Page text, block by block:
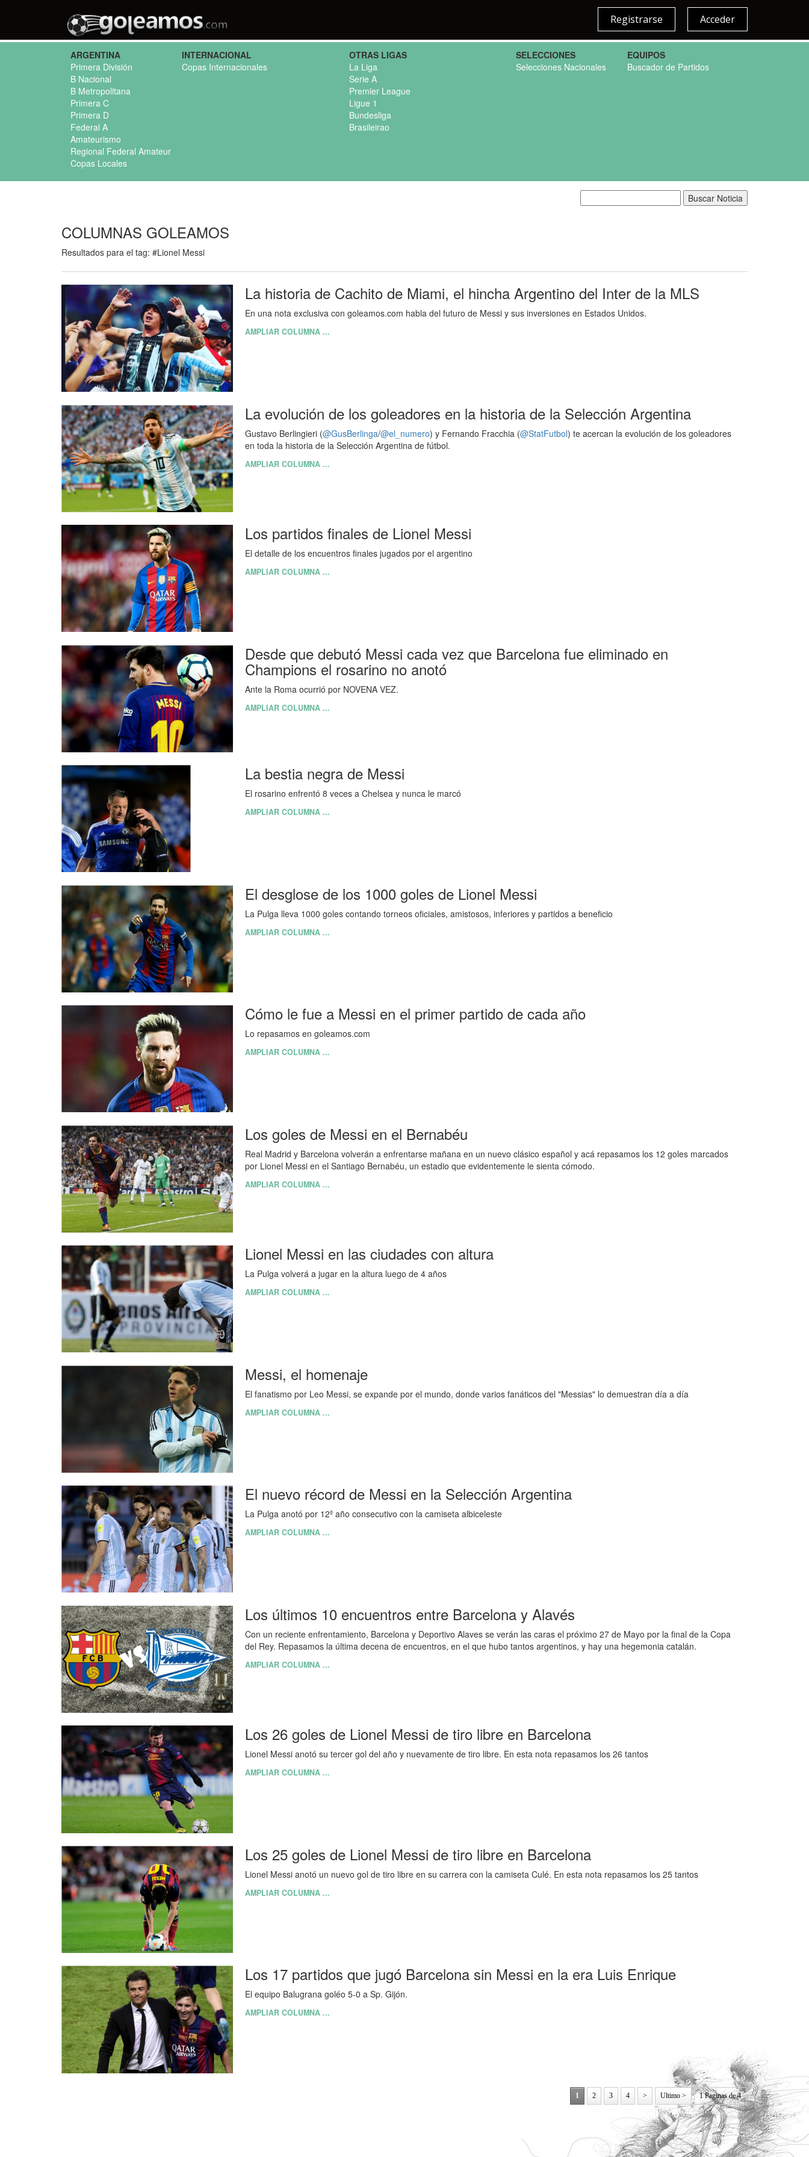
Acceder
Registrarse
ARGENTINA
Primera División
B Nacional
B Metropolitana
Primera C
Primera D
Federal A
Amateurismo
Regional Federal Amateur
Copas Locales
INTERNACIONAL
Copas Internacionales
OTRAS LIGAS
La Liga
Serie A
Premier League
Ligue 1
Bundesliga
Brasileirao
SELECCIONES
Selecciones Nacionales
EQUIPOS
Buscador de Partidos
COLUMNAS GOLEAMOS
Resultados para el tag: #Lionel Messi
La historia de Cachito de Miami, el hincha Argentino del Inter de la MLS
En una nota exclusiva con goleamos.com habla del futuro de Messi y sus inversiones en Estados Unidos.
AMPLIAR COLUMNA ...
La evolución de los goleadores en la historia de la Selección Argentina
Gustavo Berlingieri (@GusBerlinga/@el_numero) y Fernando Fracchia (@StatFutbol) te acercan la evolución de los goleadores
en toda la historia de la Selección Argentina de fútbol.
AMPLIAR COLUMNA ...
Los partidos finales de Lionel Messi
El detalle de los encuentros finales jugados por el argentino
AMPLIAR COLUMNA ...
Desde que debutó Messi cada vez que Barcelona fue eliminado en
Champions el rosarino no anotó
Ante la Roma ocurrió por NOVENA VEZ.
AMPLIAR COLUMNA ...
La bestia negra de Messi
El rosarino enfrentó 8 veces a Chelsea y nunca le marcó
AMPLIAR COLUMNA ...
El desglose de los 1000 goles de Lionel Messi
La Pulga lleva 1000 goles contando torneos oficiales, amistosos, inferiores y partidos a beneficio
AMPLIAR COLUMNA ...
Cómo le fue a Messi en el primer partido de cada año
Lo repasamos en goleamos.com
AMPLIAR COLUMNA ...
Los goles de Messi en el Bernabéu
Real Madrid y Barcelona volverán a enfrentarse mañana en un nuevo clásico español y acá repasamos los 12 goles marcados
por Lionel Messi en el Santiago Bernabéu, un estadio que evidentemente le sienta cómodo.
AMPLIAR COLUMNA ...
Lionel Messi en las ciudades con altura
La Pulga volverá a jugar en la altura luego de 4 años
AMPLIAR COLUMNA ...
Messi, el homenaje
El fanatismo por Leo Messi, se expande por el mundo, donde varios fanáticos del "Messias" lo demuestran día a día
AMPLIAR COLUMNA ...
El nuevo récord de Messi en la Selección Argentina
La Pulga anotó por 12º año consecutivo con la camiseta albiceleste
AMPLIAR COLUMNA ...
Los últimos 10 encuentros entre Barcelona y Alavés
Con un reciente enfrentamiento, Barcelona y Deportivo Alaves se verán las caras el próximo 27 de Mayo por la final de la Copa
del Rey. Repasamos la última decena de encuentros, en el que hubo tantos argentinos, y hay una hegemonia catalán.
AMPLIAR COLUMNA ...
Los 26 goles de Lionel Messi de tiro libre en Barcelona
Lionel Messi anotó su tercer gol del año y nuevamente de tiro libre. En esta nota repasamos los 26 tantos
AMPLIAR COLUMNA ...
Los 25 goles de Lionel Messi de tiro libre en Barcelona
Lionel Messi anotó un nuevo gol de tiro libre en su carrera con la camiseta Culé. En esta nota repasamos los 25 tantos
AMPLIAR COLUMNA ...
El equipo Balugrana goléo 5-0 a Sp. Gijón.
AMPLIAR COLUMNA ...
1 2 3 4 > Ultimo > 1 Paginas de 4